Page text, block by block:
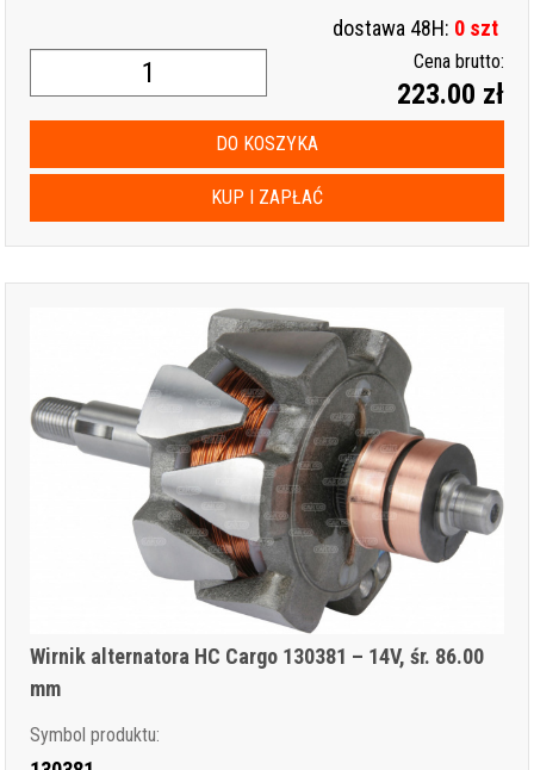
dostawa 48H: 0 szt
Cena brutto:
223.00 zł
DO KOSZYKA
KUP I ZAPŁAĆ
Wirnik alternatora HC Cargo 130381 – 14V, śr. 86.00
mm
Symbol produktu: